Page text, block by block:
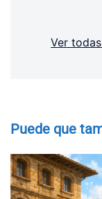
Ver
Puede que